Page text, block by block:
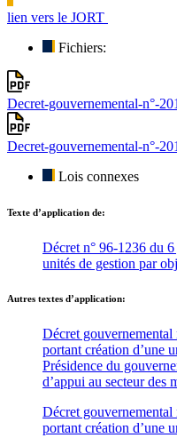
lien vers le JORT
Fichiers:
Decret-gouvernemental-n°-
Decret-gouvernemental-n°-
Lois connexes
Texte d’application de:
Décret n° 96-1236 du
unités de gestion par
Autres textes d’application:
Décret
portant création d’une
Présidence du
d’appui au secteur des
Décret
portant création d’une